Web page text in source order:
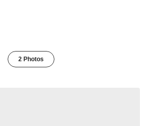
2 Photos